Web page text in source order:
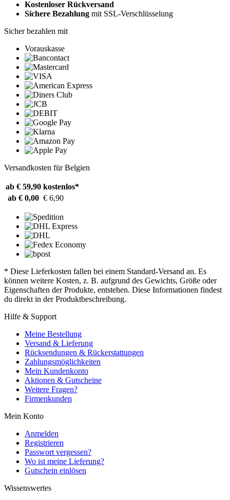
Kostenloser Rückversand
Sichere Bezahlung mit SSL-Verschlüsselung
Sicher bezahlen mit
Vorauskasse
Versandkosten für Belgien
ab € 59,90 kostenlos*
ab € 0,00 € 6,90
* Diese Lieferkosten fallen bei einem Standard-Versand an. Es
können weitere Kosten, z. B. aufgrund des Gewichts, Größe oder
Eigenschaften der Produkte, entstehen. Diese Informationen findest
du direkt in der Produktbeschreibung.
Hilfe & Support
Meine Bestellung
Versand & Lieferung
Rücksendungen & Rückerstattungen
Zahlungsmöglichkeiten
Mein Kundenkonto
Aktionen & Gutscheine
Weitere Fragen?
Firmenkunden
Mein Konto
Anmelden
Registrieren
Passwort vergessen?
Wo ist meine Lieferung?
Gutschein einlösen
Wissenswertes